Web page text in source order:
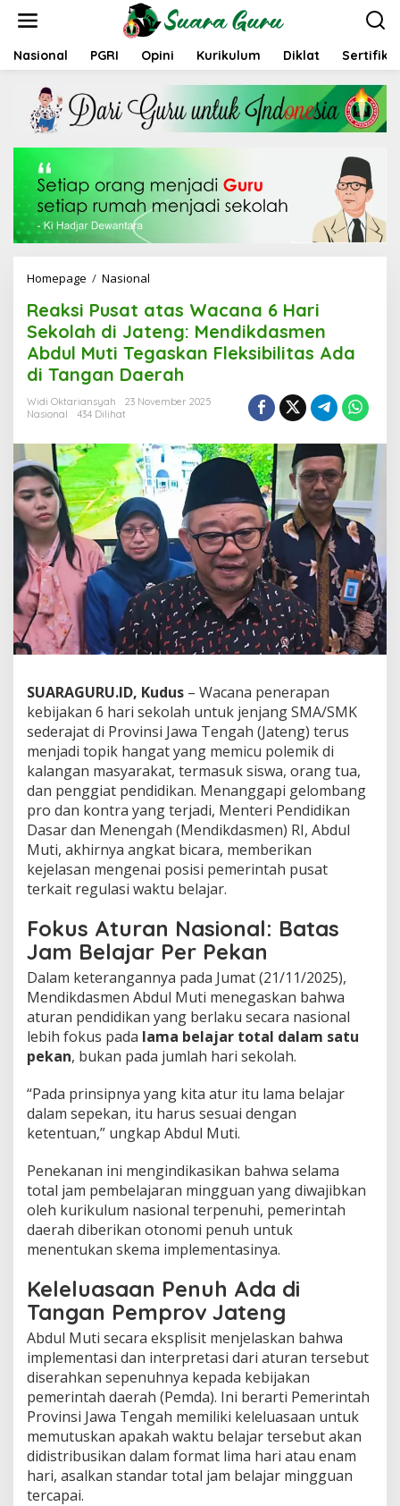
t
Nasional PGRI Opini Kurikulum Diklat
Homepage / Nasional
a
k
s
i
P
s
a
t
a
s
W
a
c
n
a
6
H
a
S
e
k
o
l
a
h
d
i
J
a
t
e
g
:
M
n
d
k
d
m
e
n
d
u
l
M
u
T
e
g
a
s
k
n
F
l
e
k
s
Reaksi Pusat atas Wacana 6 Hari
Sekolah di Jateng: Mendikdasmen
Abdul Muti Tegaskan Fleksibilitas Ada
di Tangan Daerah
Widi Oktariansyah
23 November 2025
Nasional
434 Dilihat
SUARAGURU.ID, Kudus – Wacana penerapan
kebijakan 6 hari sekolah untuk jenjang SMA/SMK
sederajat di Provinsi Jawa Tengah (Jateng) terus
menjadi topik hangat yang memicu polemik di
kalangan masyarakat, termasuk siswa, orang tua,
dan penggiat pendidikan. Menanggapi gelombang
pro dan kontra yang terjadi, Menteri Pendidikan
Dasar dan Menengah (Mendikdasmen) RI, Abdul
Muti, akhirnya angkat bicara, memberikan
kejelasan mengenai posisi pemerintah pusat
terkait regulasi waktu belajar.
Fokus Aturan Nasional: Batas
Jam Belajar Per Pekan
Dalam keterangannya pada Jumat (21/11/2025),
Mendikdasmen Abdul Muti menegaskan bahwa
aturan pendidikan yang berlaku secara nasional
lebih fokus pada lama belajar total dalam satu
pekan, bukan pada jumlah hari sekolah.
“Pada prinsipnya yang kita atur itu lama belajar
dalam sepekan, itu harus sesuai dengan
ketentuan,” ungkap Abdul Muti.
Penekanan ini mengindikasikan bahwa selama
total jam pembelajaran mingguan yang diwajibkan
oleh kurikulum nasional terpenuhi, pemerintah
daerah diberikan otonomi penuh untuk
menentukan skema implementasinya.
Keleluasaan Penuh Ada di
Tangan Pemprov Jateng
Abdul Muti secara eksplisit menjelaskan bahwa
implementasi dan interpretasi dari aturan tersebut
diserahkan sepenuhnya kepada kebijakan
pemerintah daerah (Pemda). Ini berarti Pemerintah
Provinsi Jawa Tengah memiliki keleluasaan untuk
memutuskan apakah waktu belajar tersebut akan
didistribusikan dalam format lima hari atau enam
hari, asalkan standar total jam belajar mingguan
tercapai.